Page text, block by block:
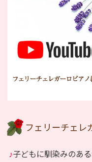
フェリーチェレ
♪子どもに馴染みのあ